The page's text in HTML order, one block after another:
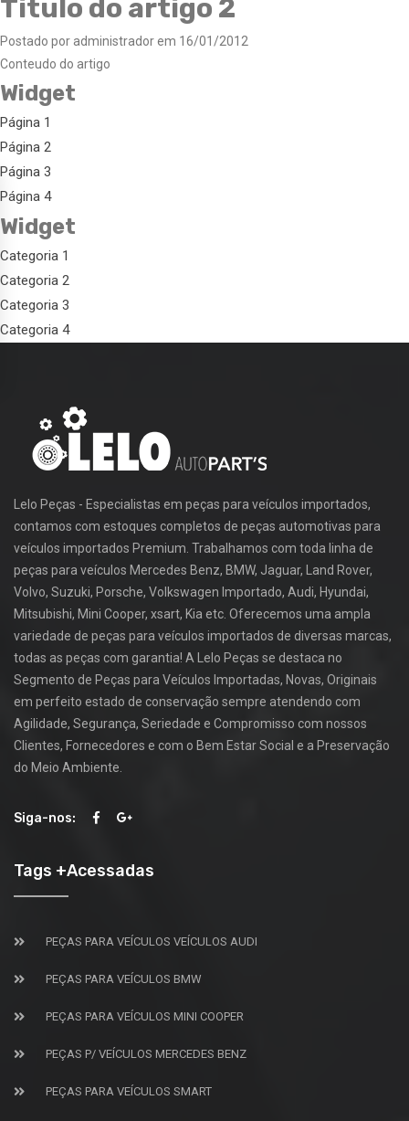
Titulo do artigo 2
Postado por administrador em 16/01/2012
Conteudo do artigo
Widget
Página 1
Página 2
Página 3
Página 4
Widget
Categoria 1
Categoria 2
Categoria 3
Categoria 4
Lelo Peças - Especialistas em peças para veículos importados,
contamos com estoques completos de peças automotivas para
veículos importados Premium. Trabalhamos com toda linha de
peças para veículos Mercedes Benz, BMW, Jaguar, Land Rover,
Volvo, Suzuki, Porsche, Volkswagen Importado, Audi, Hyundai,
Mitsubishi, Mini Cooper, xsart, Kia etc. Oferecemos uma ampla
variedade de peças para veículos importados de diversas marcas,
todas as peças com garantia! A Lelo Peças se destaca no
Segmento de Peças para Veículos Importadas, Novas, Originais
em perfeito estado de conservação sempre atendendo com
Agilidade, Segurança, Seriedade e Compromisso com nossos
Clientes, Fornecedores e com o Bem Estar Social e a Preservação
do Meio Ambiente.
Siga-nos:
Tags +Acessadas
PEÇAS PARA VEÍCULOS VEÍCULOS AUDI
PEÇAS PARA VEÍCULOS BMW
PEÇAS PARA VEÍCULOS MINI COOPER
PEÇAS P/ VEÍCULOS MERCEDES BENZ
PEÇAS PARA VEÍCULOS SMART